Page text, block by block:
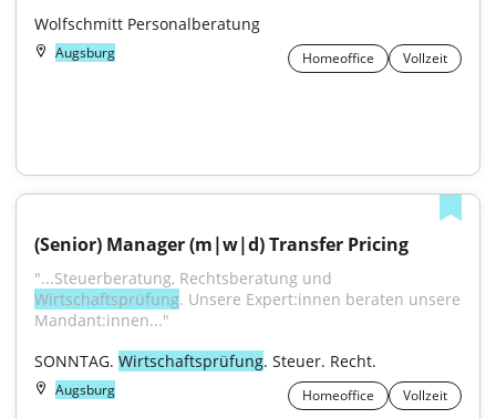
Wolfschmitt Personalberatung
Augsburg Homeoffice Vollzeit
(Senior) Manager (m|w|d) Transfer Pricing
Wirtschaftsprüfung. Unsere Expert:innen beraten unsere
Mandant:innen..."
SONNTAG. Wirtschaftsprüfung. Steuer. Recht.
Augsburg Homeoffice Vollzeit